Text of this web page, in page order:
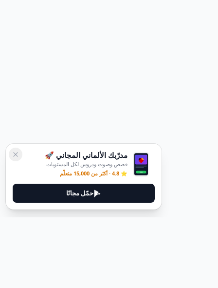
مدرّبك الألماني المجاني 🚀
قصص وصوت ودروس لكل المستويات
⭐ 4.8 · أكثر من 15,000 متعلّم
حمّل مجانًا